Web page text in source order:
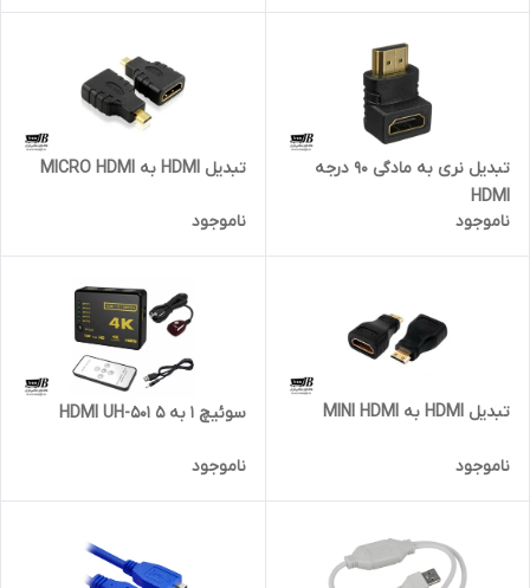
تبدیل نری به مادگی 90 درجه
HDMI
ناموجود
تبدیل HDMI به MICRO HDMI
ناموجود
تبدیل HDMI به MINI HDMI
ناموجود
سوئیچ 1 به 5 HDMI UH-501
ناموجود